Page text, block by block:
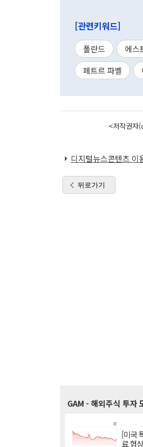
[관련키워드]
폴란드 에스
페트르 파벨
<저작권자
디지털뉴스콘텐츠 이
뒤로가기
GAM - 해외주식 투자
[미국
료 협